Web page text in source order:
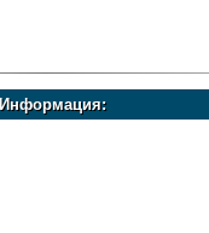
Информация: